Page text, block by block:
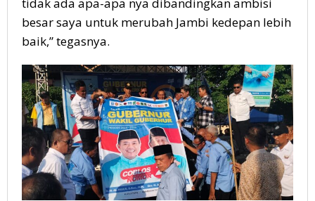
tidak ada apa-apa nya dibandingkan ambisi
besar saya untuk merubah Jambi kedepan lebih
baik,” tegasnya.